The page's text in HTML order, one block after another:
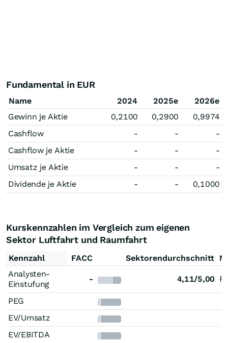
Fundamental in EUR
Name 2024 2025e
2026e
Gewinn je Aktie
0,2100 0,2900
0,9974
Cashflow
- -
-
Cashflow je Aktie
- -
-
Umsatz je Aktie
- -
-
Dividende je Aktie
- - 0,1000
Kurskennzahlen im Vergleich zum eigenen
Sektor Luftfahrt und Raumfahrt
Kennzahl FACC Sektorendurchschnitt
Analysten-
Einstufung
- 4,11/5,00
PEG
EV/Umsatz
EV/EBITDA